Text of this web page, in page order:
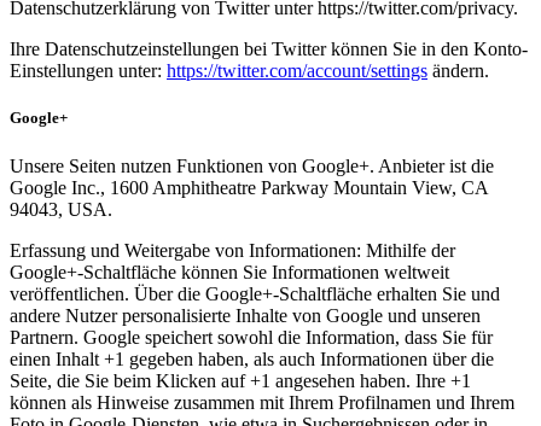
Datenschutzerklärung von Twitter unter https://twitter.com/privacy.
Ihre Datenschutzeinstellungen bei Twitter können Sie in den Konto-
Einstellungen unter: https://twitter.com/account/settings ändern.
Google+
Unsere Seiten nutzen Funktionen von Google+. Anbieter ist die
Google Inc., 1600 Amphitheatre Parkway Mountain View, CA
94043, USA.
Erfassung und Weitergabe von Informationen: Mithilfe der
Google+-Schaltfläche können Sie Informationen weltweit
veröffentlichen. Über die Google+-Schaltfläche erhalten Sie und
andere Nutzer personalisierte Inhalte von Google und unseren
Partnern. Google speichert sowohl die Information, dass Sie für
einen Inhalt +1 gegeben haben, als auch Informationen über die
Seite, die Sie beim Klicken auf +1 angesehen haben. Ihre +1
können als Hinweise zusammen mit Ihrem Profilnamen und Ihrem